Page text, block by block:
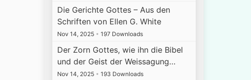
Die Gerichte Gottes – Aus den
Schriften von Ellen G. White
Nov 14, 2025 • 197 Downloads
Der Zorn Gottes, wie ihn die Bibel
und der Geist der Weissagung…
Nov 14, 2025 • 193 Downloads